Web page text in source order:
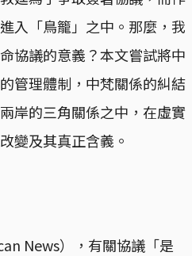
入「鳥籠」之中。那麼，我
協議的意義？本文嘗試將中
管理體制，中梵關係的糾結
岸的三角關係之中，在虛實
變及其真正含義。
News），有關協議「是